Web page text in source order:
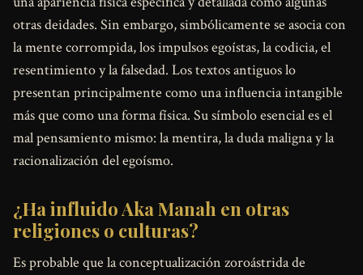
otras deidades. Sin embargo, simbólicamente se asocia con
la mente corrompida, los impulsos egoístas, la codicia, el
resentimiento y la falsedad. Los textos antiguos lo
presentan principalmente como una influencia intangible
más que como una forma física. Su símbolo esencial es el
mal pensamiento mismo: la mentira, la duda maligna y la
racionalización del egoísmo.
¿Ha influido Aka Manah en otras
religiones o culturas?
Es probable que la conceptualización zoroástrida de